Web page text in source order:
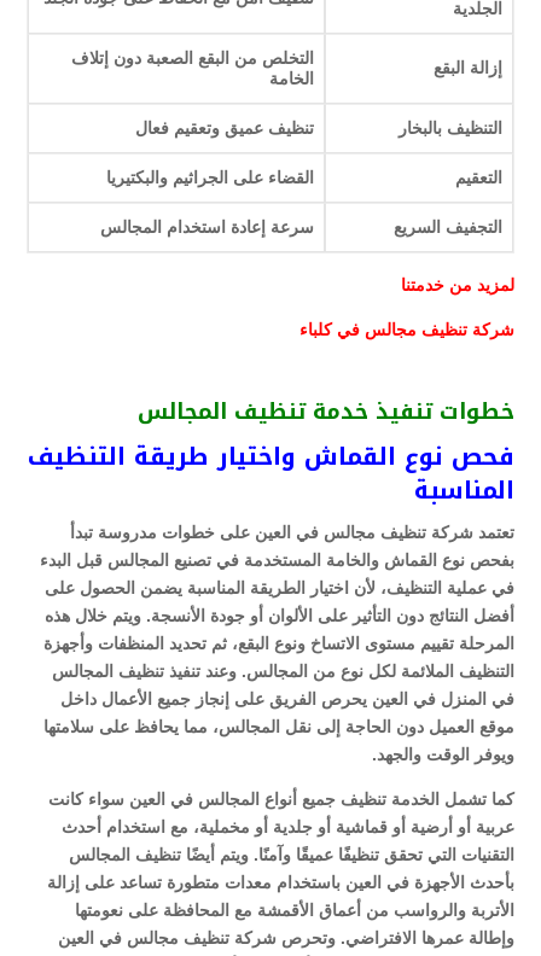
الجلدية
إزالة البقع
التخلص من البقع الصعبة دون إتلاف
الخامة
التنظيف بالبخار تنظيف عميق وتعقيم فعال
التعقيم القضاء على الجراثيم والبكتيريا
التجفيف السريع سرعة إعادة استخدام المجالس
لمزيد من خدمتنا
شركة تنظيف مجالس في كلباء
خطوات تنفيذ خدمة تنظيف المجالس
فحص نوع القماش واختيار طريقة التنظيف
المناسبة
تعتمد شركة تنظيف مجالس في العين على خطوات مدروسة تبدأ
بفحص نوع القماش والخامة المستخدمة في تصنيع المجالس قبل البدء
في عملية التنظيف، لأن اختيار الطريقة المناسبة يضمن الحصول على
أفضل النتائج دون التأثير على الألوان أو جودة الأنسجة. ويتم خلال هذه
المرحلة تقييم مستوى الاتساخ ونوع البقع، ثم تحديد المنظفات وأجهزة
التنظيف الملائمة لكل نوع من المجالس. وعند تنفيذ تنظيف المجالس
في المنزل في العين يحرص الفريق على إنجاز جميع الأعمال داخل
موقع العميل دون الحاجة إلى نقل المجالس، مما يحافظ على سلامتها
ويوفر الوقت والجهد.
كما تشمل الخدمة تنظيف جميع أنواع المجالس في العين سواء كانت
عربية أو أرضية أو قماشية أو جلدية أو مخملية، مع استخدام أحدث
التقنيات التي تحقق تنظيفًا عميقًا وآمنًا. ويتم أيضًا تنظيف المجالس
بأحدث الأجهزة في العين باستخدام معدات متطورة تساعد على إزالة
الأتربة والرواسب من أعماق الأقمشة مع المحافظة على نعومتها
وإطالة عمرها الافتراضي. وتحرص شركة تنظيف مجالس في العين